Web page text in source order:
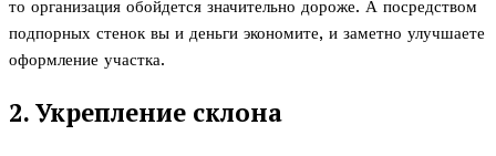
то организация обойдется значительно дороже. А посредством
подпорных стенок вы и деньги экономите, и заметно улучшаете
оформление участка.
2. Укрепление склона